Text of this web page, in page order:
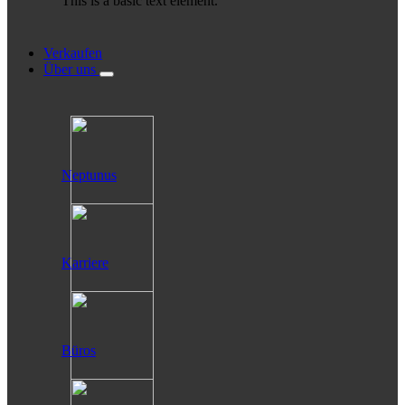
Verkaufen
Über uns
Neptunus
Karriere
Büros